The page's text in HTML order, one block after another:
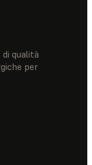
di qualità
per